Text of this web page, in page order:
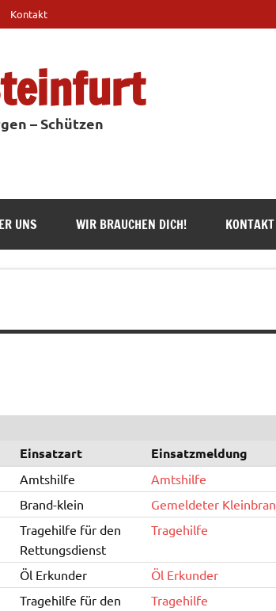
Kontakt
– Schützen
UNS WIR BRAUCHEN DICH! KONTAKT
Einsatzart Einsatzmeldung
Amtshilfe
Amtshilfe
Brand-klein
Gemeldeter
Tragehilfe für den
Rettungsdienst
Tragehilfe
Öl Erkunder
Öl Erkunder
Tragehilfe für den
Tragehilfe